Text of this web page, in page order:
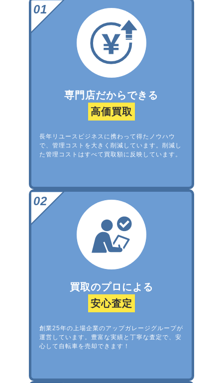
専門店だからできる
高価買取
長年リユースビジネスに携わって得たノウハウ
で、管理コストを大きく削減しています。削減し
た管理コストはすべて買取額に反映しています。
買取のプロによる
安心査定
創業25年の上場企業のアップガレージグループが
運営しています。豊富な実績と丁寧な査定で、安
心して自転車を売却できます！